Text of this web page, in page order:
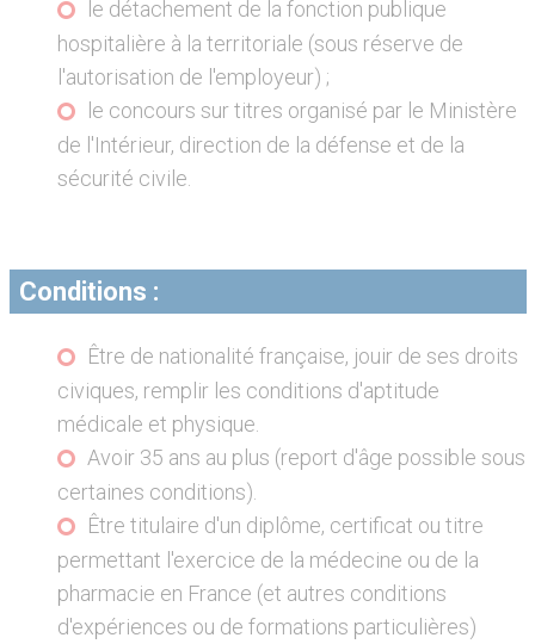
le détachement de la fonction publique
hospitalière à la territoriale (sous réserve de
l'autorisation de l'employeur) ;
le concours sur titres organisé par le Ministère
de l'Intérieur, direction de la défense et de la
sécurité civile.
Conditions :
Être de nationalité française, jouir de ses droits
civiques, remplir les conditions d'aptitude
médicale et physique.
Avoir 35 ans au plus (report d'âge possible sous
certaines conditions).
Être titulaire d'un diplôme, certificat ou titre
permettant l'exercice de la médecine ou de la
pharmacie en France (et autres conditions
d'expériences ou de formations particulières)